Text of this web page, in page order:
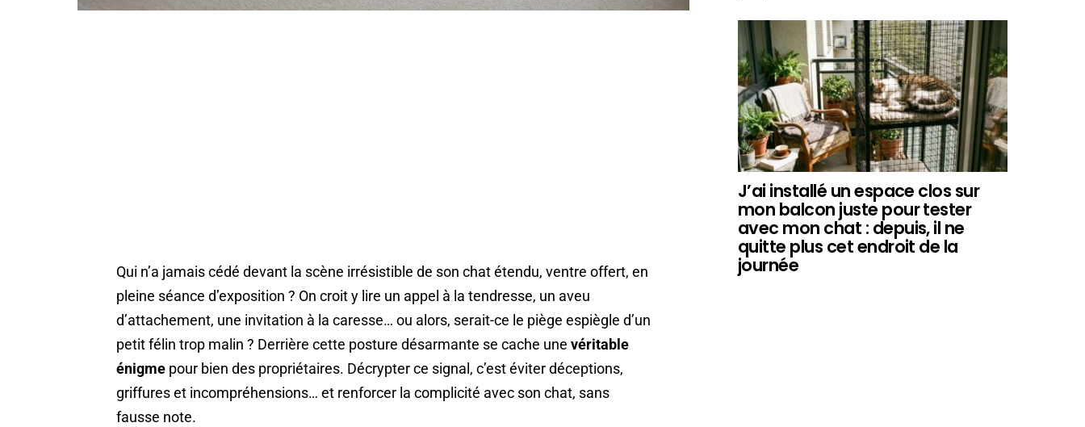
Qui n’a jamais cédé devant la scène irrésistible de son chat étendu, ventre offert, en
pleine séance d’exposition ? On croit y lire un appel à la tendresse, un aveu
d’attachement, une invitation à la caresse… ou alors, serait-ce le piège espiègle d’un
petit félin trop malin ? Derrière cette posture désarmante se cache une véritable
énigme pour bien des propriétaires. Décrypter ce signal, c’est éviter déceptions,
griffures et incompréhensions… et renforcer la complicité avec son chat, sans
fausse note.
J’ai installé un espace clos sur
mon balcon juste pour tester
avec mon chat : depuis, il ne
quitte plus cet endroit de la
journée